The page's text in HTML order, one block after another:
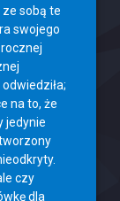
ze sobą te
swojego
na to, że
jedynie
czy
dla